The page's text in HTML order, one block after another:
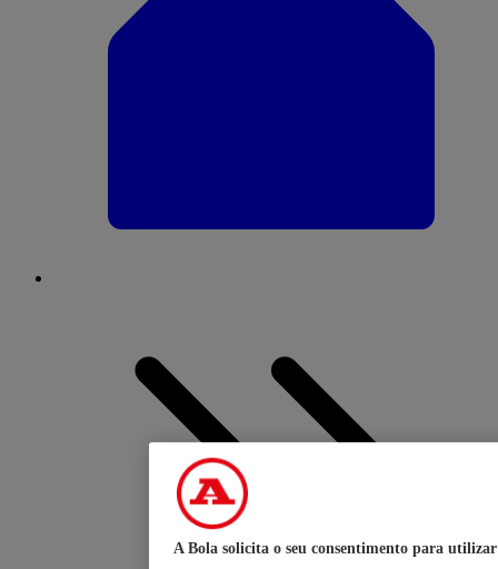
A Bola solicita o seu consentimento para utilizar